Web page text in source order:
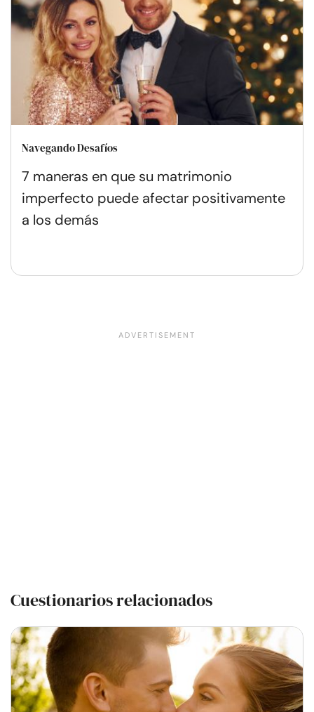
Navegando Desafíos
7 maneras en que su matrimonio
imperfecto puede afectar positivamente
a los demás
Cuestionarios relacionados